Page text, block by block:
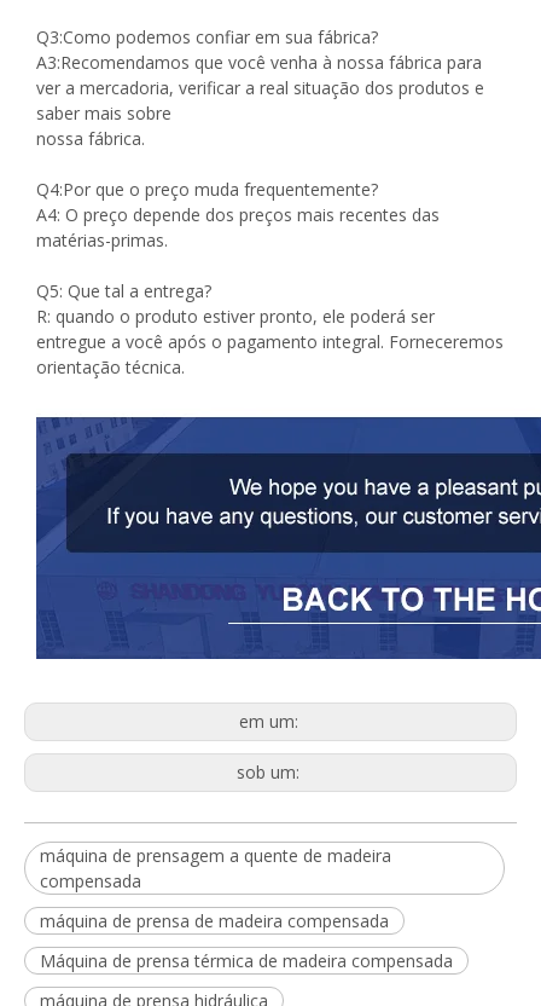
Q3:Como podemos confiar em sua fábrica?
A3:Recomendamos que você venha à nossa fábrica para
ver a mercadoria, verificar a real situação dos produtos e
saber mais sobre
nossa fábrica.
Q4:Por que o preço muda frequentemente?
A4: O preço depende dos preços mais recentes das
matérias-primas.
Q5: Que tal a entrega?
R: quando o produto estiver pronto, ele poderá ser
entregue a você após o pagamento integral. Forneceremos
orientação técnica.
em um:
sob um:
máquina de prensagem a quente de madeira
compensada
máquina de prensa de madeira compensada
Máquina de prensa térmica de madeira compensada
máquina de prensa hidráulica